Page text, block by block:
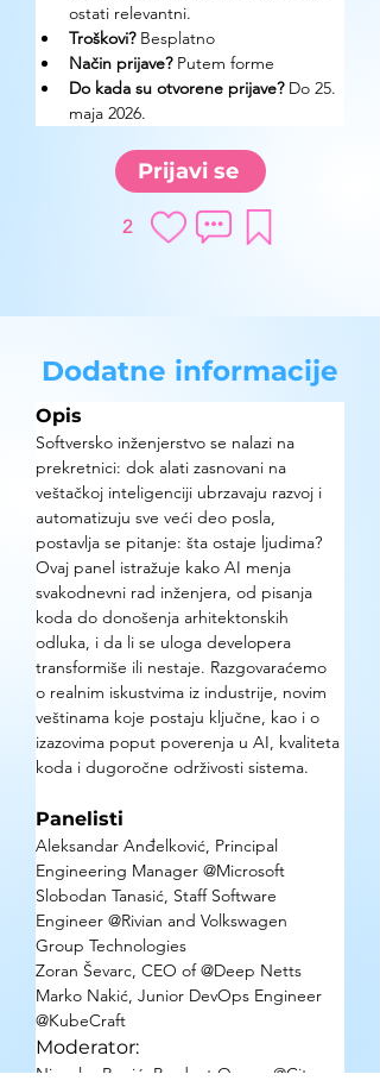
ostati relevantni.
Troškovi? Besplatno
Način prijave? Putem forme
Do kada su otvorene prijave? Do 25.
maja 2026.
Prijavi se
2
Dodatne informacije
Opis
Softversko inženjerstvo se nalazi na
prekretnici: dok alati zasnovani na
veštačkoj inteligenciji ubrzavaju razvoj i
automatizuju sve veći deo posla,
postavlja se pitanje: šta ostaje ljudima?
Ovaj panel istražuje kako AI menja
svakodnevni rad inženjera, od pisanja
koda do donošenja arhitektonskih
odluka, i da li se uloga developera
transformiše ili nestaje. Razgovaraćemo
o realnim iskustvima iz industrije, novim
veštinama koje postaju ključne, kao i o
izazovima poput poverenja u AI, kvaliteta
koda i dugoročne održivosti sistema.
Panelisti
Aleksandar Anđelković, Principal
Engineering Manager @Microsoft
Slobodan Tanasić, Staff Software
Engineer @Rivian and Volkswagen
Group Technologies
Zoran Ševarc, CEO of @Deep Netts
Marko Nakić, Junior DevOps Engineer
@KubeCraft
Moderator:
Ninoslav Rupić, Product Owner @Citrus